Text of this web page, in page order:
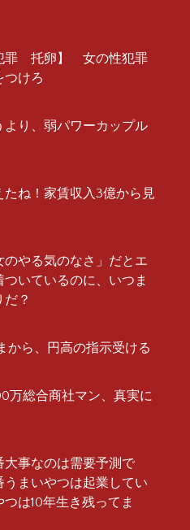
罪 托卵】 女の性犯罪
つけろ
り、弱パワーカップル
ね！家賃収入3億から見
やる気のなさ」だとエ
いているのに、いつま
？
から、円高の指示受ける
万総合商社マン、真実に
事なのは需要予測で
まいやつは起業してい
は10年生き残ってま